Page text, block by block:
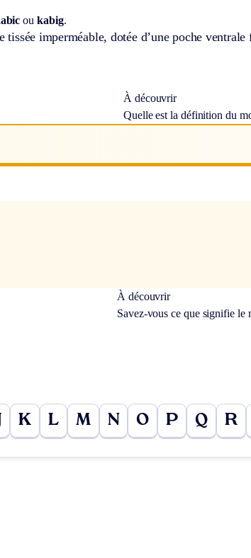
oukabig.
tissée imperméable, dotée d’une poche
À découvrir
Quelle est la définition du
À découvrir
Savez-vous ce que signifie le
J K L M N O P Q R